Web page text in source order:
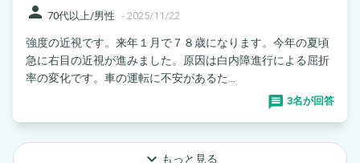
person 70代以上/男性 - 2025/11/22
強度の近視です。来年１月で７８歳になります。今年の夏頃
急に右目の近視が進みました。原因は白内障進行による屈折
率の変化です。車の運転に不安があるた...
3名が回答
keyboard_arrow_down もっと見る